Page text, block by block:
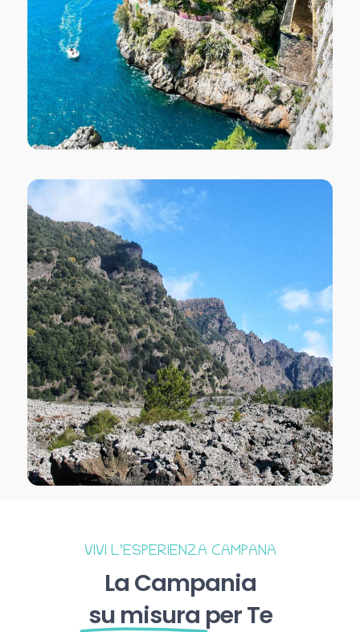
VIVI L’ESPERIENZA CAMPANA
La Campania
su misura per Te